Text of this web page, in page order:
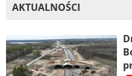
AKTUALNOŚCI